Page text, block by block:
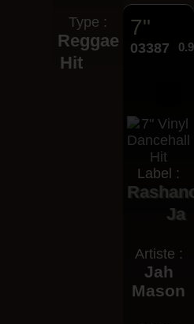
Type :
Reggae
Hit
7"
03387
Label :
Ja
Artiste :
Jah
Mason